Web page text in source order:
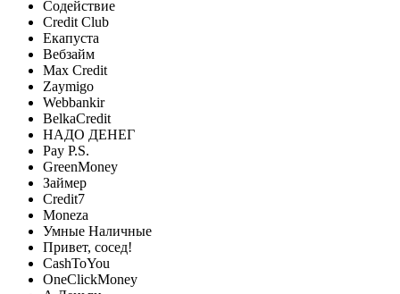
Содействие
Credit Club
Екапуста
Вебзайм
Max Credit
Zaymigo
Webbankir
BelkaCredit
НАДО ДЕНЕГ
Pay P.S.
GreenMoney
Займер
Credit7
Moneza
Умные Наличные
Привет, сосед!
CashToYou
OneClickMoney